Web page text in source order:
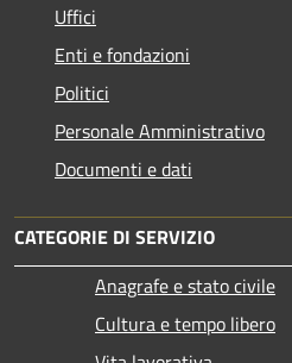
Uffici
Enti e fondazioni
Politici
Personale Amministrativo
Documenti e dati
CATEGORIE DI SERVIZIO
Anagrafe e stato civile
Cultura e tempo libero